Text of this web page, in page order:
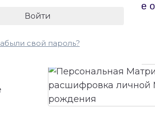
к бесплатной расшифровке
свой пароль?